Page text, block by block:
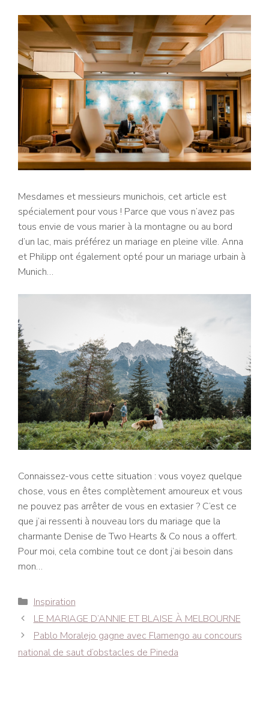
Mesdames et messieurs munichois, cet article est
spécialement pour vous ! Parce que vous n’avez pas
tous envie de vous marier à la montagne ou au bord
d’un lac, mais préférez un mariage en pleine ville. Anna
et Philipp ont également opté pour un mariage urbain à
Munich…
Connaissez-vous cette situation : vous voyez quelque
chose, vous en êtes complètement amoureux et vous
ne pouvez pas arrêter de vous en extasier ? C’est ce
que j’ai ressenti à nouveau lors du mariage que la
charmante Denise de Two Hearts & Co nous a offert.
Pour moi, cela combine tout ce dont j’ai besoin dans
mon…
Catégories
Inspiration
Navigation
des
articles
LE MARIAGE D’ANNIE ET ​​BLAISE À MELBOURNE
Pablo Moralejo gagne avec Flamengo au concours
national de saut d’obstacles de Pineda